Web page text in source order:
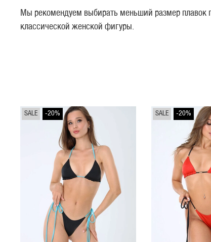
Мы рекомендуем выбирать меньший размер плавок
классической женской фигуры.
SALE -20% SALE -20%